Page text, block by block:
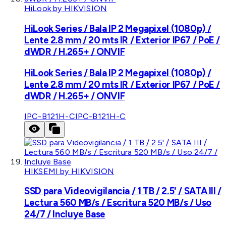
HiLook by HIKVISION
HiLook Series / Bala IP 2 Megapixel (1080p) /
Lente 2.8 mm / 20 mts IR / Exterior IP67 / PoE /
dWDR / H.265+ / ONVIF
HiLook Series / Bala IP 2 Megapixel (1080p) /
Lente 2.8 mm / 20 mts IR / Exterior IP67 / PoE /
dWDR / H.265+ / ONVIF
IPC-B121H-CIPC-B121H-C
HIKSEMI by HIKVISION
SSD para Videovigilancia / 1 TB / 2.5' / SATA III /
Lectura 560 MB/s / Escritura 520 MB/s / Uso
24/7 / Incluye Base